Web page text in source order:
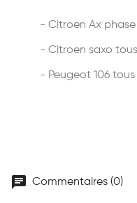
- Citroen Ax phase
- Citroen saxo tous
- Peugeot 106
chat Commentaires (0)